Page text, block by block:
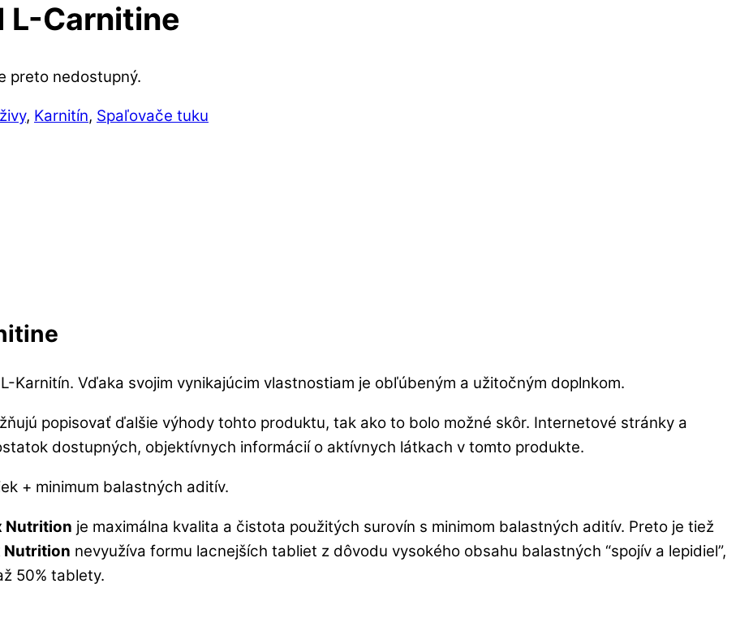
L-Carnitine
preto nedostupný.
, Karnitín, Spaľovače tuku
Karnitín. Vďaka svojim vynikajúcim vlastnostiam je obľúbeným a užitočným doplnkom.
popisovať ďalšie výhody tohto produktu, tak ako to bolo možné skôr. Internetové stránky a
dostupných, objektívnych informácií o aktívnych látkach v tomto produkte.
+ minimum balastných aditív.
Nutrition je maximálna kvalita a čistota použitých surovín s minimom balastných aditív. Preto je tiež
Nutrition nevyužíva formu lacnejších tabliet z dôvodu vysokého obsahu balastných “spojív a lepidiel”,
50% tablety.